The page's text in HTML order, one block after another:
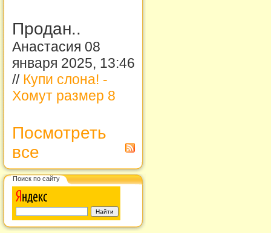
Продан..
Анастасия 08
января 2025, 13:46
// Купи слона! -
Хомут размер 8
Посмотреть
все
Поиск по сайту